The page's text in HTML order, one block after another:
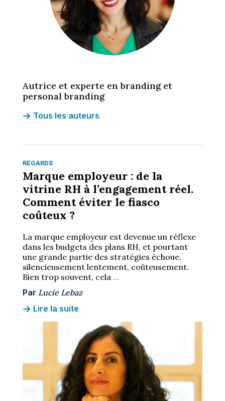
Autrice et experte en branding et
personal branding
Tous les auteurs
REGARDS
Marque employeur : de la
vitrine RH à l’engagement réel.
Comment éviter le fiasco
coûteux ?
La marque employeur est devenue un réflexe
dans les budgets des plans RH, et pourtant
une grande partie des stratégies échoue,
silencieusement lentement, coûteusement.
Bien trop souvent, cela …
Par Lucie Lebaz
Lire la suite